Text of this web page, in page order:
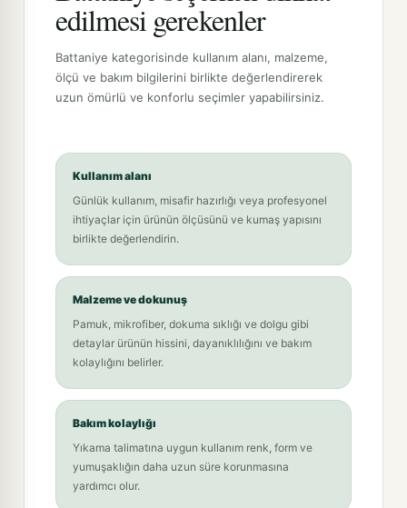
edilmesi gerekenler
Battaniye kategorisinde kullanım alanı, malzeme,
ölçü ve bakım bilgilerini birlikte değerlendirerek
uzun ömürlü ve konforlu seçimler yapabilirsiniz.
Kullanım alanı
Günlük kullanım, misafir hazırlığı veya profesyonel
ihtiyaçlar için ürünün ölçüsünü ve kumaş yapısını
birlikte değerlendirin.
Malzeme ve dokunuş
Pamuk, mikrofiber, dokuma sıklığı ve dolgu gibi
detaylar ürünün hissini, dayanıklılığını ve bakım
kolaylığını belirler.
Bakım kolaylığı
Yıkama talimatına uygun kullanım renk, form ve
yumuşaklığın daha uzun süre korunmasına
yardımcı olur.